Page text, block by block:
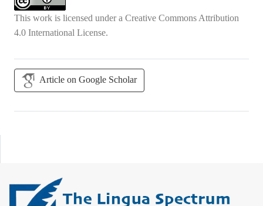
This work is licensed under a Creative Commons Attribution
4.0 International License.
Article on Google Scholar